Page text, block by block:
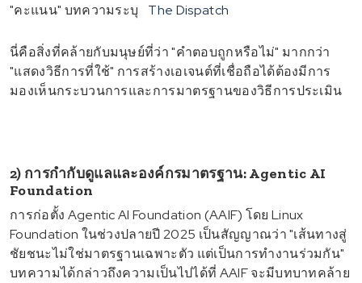
"คะแนน" บทความระบุ
The Dispatch
นี่คือสิ่งที่คล้ายกับมนุษย์ที่ว่า "คำตอบถูกหรือไม่" มากกว่า
"แสดงวิธีการที่ใช้" การสร้างเอเจนต์ที่เชื่อถือได้ต้องมีการ
มองเห็นกระบวนการและการมาตรฐานของวิธีการประเมิน
2) การกำกับดูแลและองค์กรมาตรฐาน: Agentic AI
Foundation
การก่อตั้ง Agentic AI Foundation (AAIF) โดย Linux
Foundation ในช่วงปลายปี 2025 เป็นสัญญาณว่า "เส้นทางสู่
ชัยชนะไม่ใช่มาตรฐานเฉพาะตัว แต่เป็นการทำงานร่วมกัน"
บทความได้กล่าวถึงความเป็นไปได้ที่ AAIF จะมีบทบาทคล้าย